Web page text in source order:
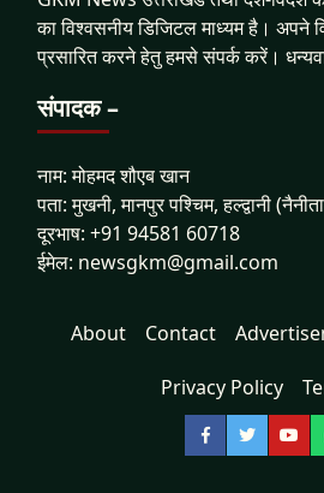
का विश्वसनीय डिजिटल माध्यम है। अपने
प्रसारित करने हेतु हमसे संपर्क करें।
संपादक –
नाम: मोहमद शौएब खान
पता: मुखनी, मानपुर पश्चिम, हल्द्वानी
दूरभाष: +91 94581 60718
ईमेल: newsgkm@gmail.com
About Contact
Privacy Policy
Facebook
Twitter